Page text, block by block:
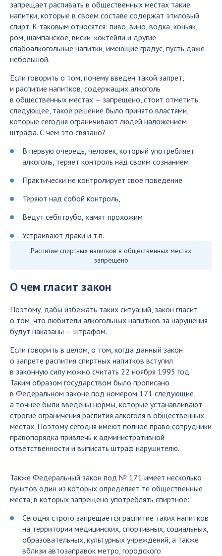
запрещает распивать в общественных местах такие
напитки, которые в своем составе содержат этиловый
спирт. К таковым относятся: пиво, вино, водка, коньяк,
ром, шампанское, виски, коктейли и другие
слабоалкогольные напитки, имеющие градус, пусть даже
небольшой.
Если говорить о том, почему введен такой запрет,
и распитие напитков, содержащих алкоголь
в общественных местах — запрещено, стоит отметить
следующее, такое решение было принято властями,
которые сегодня ограничивают людей наложением
штрафа. С чем это связано?
В первую очередь, человек, который употребляет
алкоголь, теряет контроль над своим сознанием
Практически не контролирует свое поведение
Теряют над собой контроль,
Ведут себя грубо, хамят прохожим
Устраивают драки и т.п.
Распитие спиртных напитков в общественных местах
запрещено
О чем гласит закон
Поэтому, дабы избежать таких ситуаций, закон гласит
о том, что любители алкогольных напитков за нарушения
будут наказаны — штрафом.
Если говорить в целом, о том, когда данный закон
о запрете распития спиртных напитков вступил
в законную силу можно считать 22 ноября 1995 год.
Таким образом государством было прописано
в Федеральном законе под номером 171 следующие,
а точнее были введены нормы, которые устанавливают
строгие ограничения распития алкоголя в общественных
местах. Поэтому сегодня имеют полное право сотрудники
правопорядка привлечь к административной
ответственности и выписать штраф нарушителю.
Также Федеральный закон под № 171 имеет несколько
пунктов один из которых определяет те общественные
места, в которых запрещено употреблять спиртное:
Сегодня строго запрещается распитие таких напитков
на территории медицинских, спортивных, социальных,
образовательных, культурных учреждений, а также
вблизи автозаправок метро, городского